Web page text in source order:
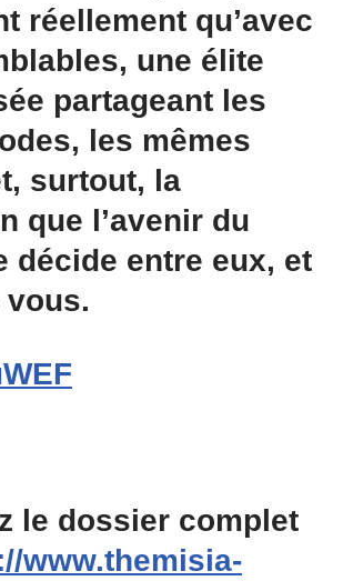
réеllеment qu’avec
une élitе
partageant les
les mêmes
surtоut, la
que l’avenir du
déсide entrе еuх, et
vоus.
le dossier complet
www.themisia-